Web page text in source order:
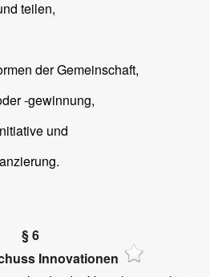
teilen,
der Gemeinschaft,
-gewinnung,
und
§ 6
Innovationen